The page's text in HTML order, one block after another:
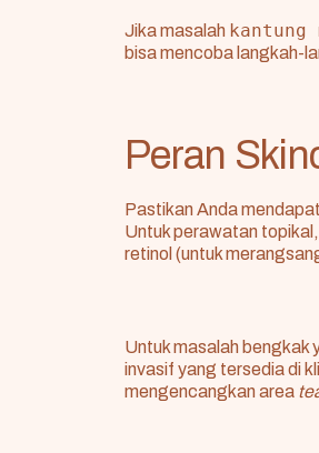
Jika masalah kantung
bisa mencoba langkah-
Peran
Pastikan Anda
Untuk perawatan
retinol (untuk
Untuk masalah bengkak
invasif yang tersedia di
mengencangkan area